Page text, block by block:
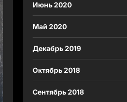
Июнь 2020
Май 2020
Декабрь 2019
Октябрь 2018
Сентябрь 2018